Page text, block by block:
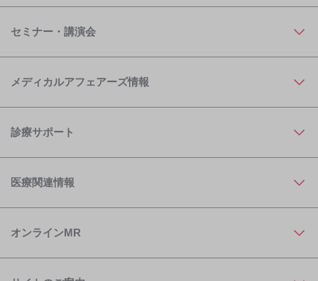
セミナー・講演会
メディカルアフェアーズ情報
診療サポート
医療関連情報
オンラインMR